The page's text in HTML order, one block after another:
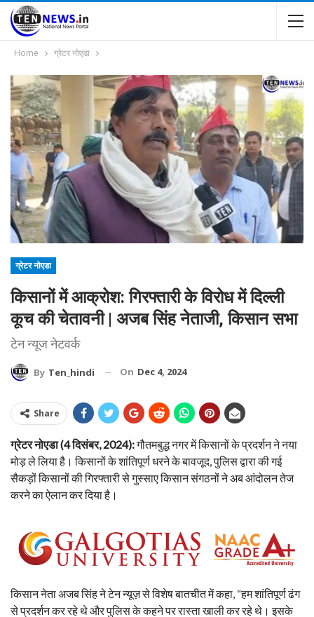
Home ग्रेटर नोएडा
ग्रेटर नोएडा
किसानों में आक्रोश: गिरफ्तारी के विरोध में दिल्ली
कूच की चेतावनी | अजब सिंह नेताजी, किसान सभा
टेन न्यूज नेटवर्क
By Ten_hindi On Dec 4, 2024
Share
ग्रेटर नोएडा (4 दिसंबर, 2024):गौतमबुद्ध नगर में किसानों के प्रदर्शन ने नया
मोड़ ले लिया है। किसानों के शांतिपूर्ण धरने के बावजूद, पुलिस द्वारा की गई
सैकड़ों किसानों की गिरफ्तारी से गुस्साए किसान संगठनों ने अब आंदोलन तेज
करने का ऐलान कर दिया है।
किसान नेता अजब सिंह ने टेन न्यूज़ से विशेष बातचीत में कहा, “हम शांतिपूर्ण ढंग
से प्रदर्शन कर रहे थे और पुलिस के कहने पर रास्ता खाली कर रहे थे। इसके